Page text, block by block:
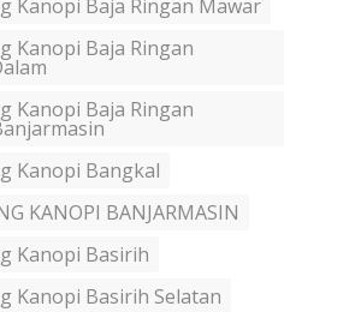
Kanopi Baja Ringan Mawar
Kanopi Baja Ringan
Kanopi Baja Ringan
Kanopi Bangkal
KANOPI BANJARMASIN
Kanopi Basirih
Kanopi Basirih Selatan